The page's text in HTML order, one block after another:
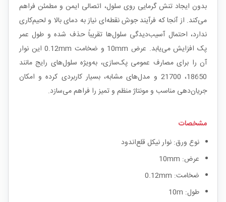
بدون ایجاد تنش گرمایی روی سلول، اتصالی ایمن و مطمئن فراهم
می‌کند. از آنجا که فرآیند جوش نقطه‌ای نیاز به دمای بالا و لحیم‌کاری
ندارد، احتمال آسیب‌دیدگی سلول‌ها تقریباً حذف شده و طول عمر
پک افزایش می‌یابد. عرض 10mm و ضخامت 0.12mm این نوار
آن را برای مصارف عمومی پک‌سازی، به‌ویژه سلول‌های رایج مانند
18650، 21700 و مدل‌های مشابه، بسیار کاربردی کرده و امکان
جریان‌دهی مناسب و مونتاژ منظم و تمیز را فراهم می‌سازد.
مشخصات
نوع ورق: نوار نیکل قلع‌اندود
عرض: 10mm
ضخامت: 0.12mm
طول: 10m